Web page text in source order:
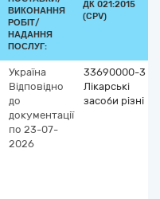
ВИКОНАННЯ
РОБІТ/
НАДАННЯ
ПОСЛУГ:
ДК 021:2015
(CPV)
Україна
Відповідно
до
документації
по 23-07-
2026
33690000-3
Лікарські
засоби різні